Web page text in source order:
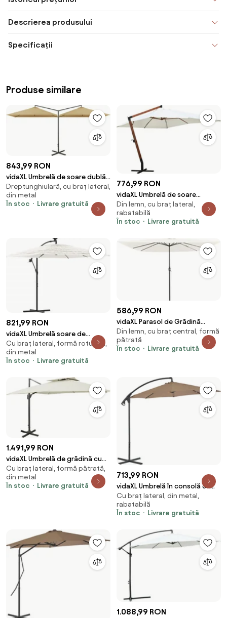
Descrierea produsului
Specificații
Produse similare
843,99 RON
vidaXL Umbrelă de soare dublă
cu stâlp din oțel, taupe,
600x300 cm
Dreptunghiulară, cu braț lateral,
din metal
În stoc
Livrare gratuită
776,99 RON
vidaXL Umbrelă de soare
suspendată 300 x 400 cm, alb
Din lemn, cu braț lateral,
rabatabilă
În stoc
Livrare gratuită
821,99 RON
vidaXL Umbrelă soare de
grădină stâlp din oțel, alb
246x246x230cm
Cu braț lateral, formă rotundă,
din metal
În stoc
Livrare gratuită
586,99 RON
vidaXL Parasol de Grădină
Nisipiu 295 x 295 x 245 cm
Poliester și oțel
Din lemn, cu braț central, formă
pătrată
În stoc
Livrare gratuită
1.491,99 RON
vidaXL Umbrelă de grădină cu
consolă și blat dublu, 300x300
cm, culoare nisip
Cu braț lateral, formă pătrată,
din metal
În stoc
Livrare gratuită
713,99 RON
vidaXL Umbrelă în consolă cu
stâlp din oțel, taupe, 300 cm
Cu braț lateral, din metal,
rabatabilă
În stoc
Livrare gratuită
1.088,99 RON